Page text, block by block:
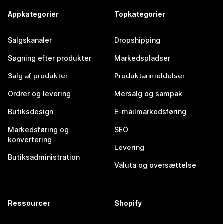
Appkategorier
Salgskanaler
Søgning efter produkter
Salg af produkter
Ordrer og levering
Butiksdesign
Markedsføring og
konvertering
Butiksadministration
Topkategorier
Dropshipping
Markedspladser
Produktanmeldelser
Mersalg og sampak
E-mailmarkedsføring
SEO
Levering
Valuta og oversættelse
Ressourcer Shopify